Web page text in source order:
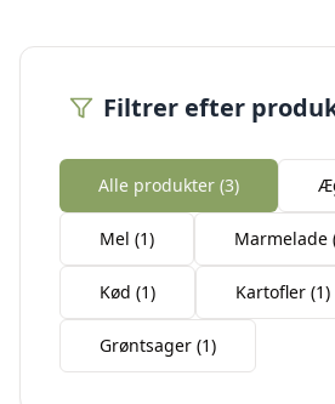
Filtrer efter
Alle produkter (3)
Mel (1) Marmelade
Kød (1) Kartofler (1)
Grøntsager (1)